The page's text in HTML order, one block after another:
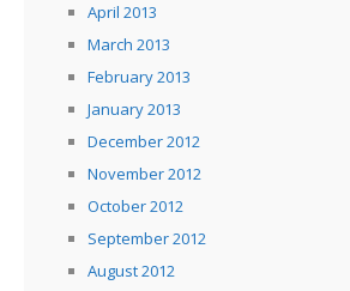
April 2013
March 2013
February 2013
January 2013
December 2012
November 2012
October 2012
September 2012
August 2012